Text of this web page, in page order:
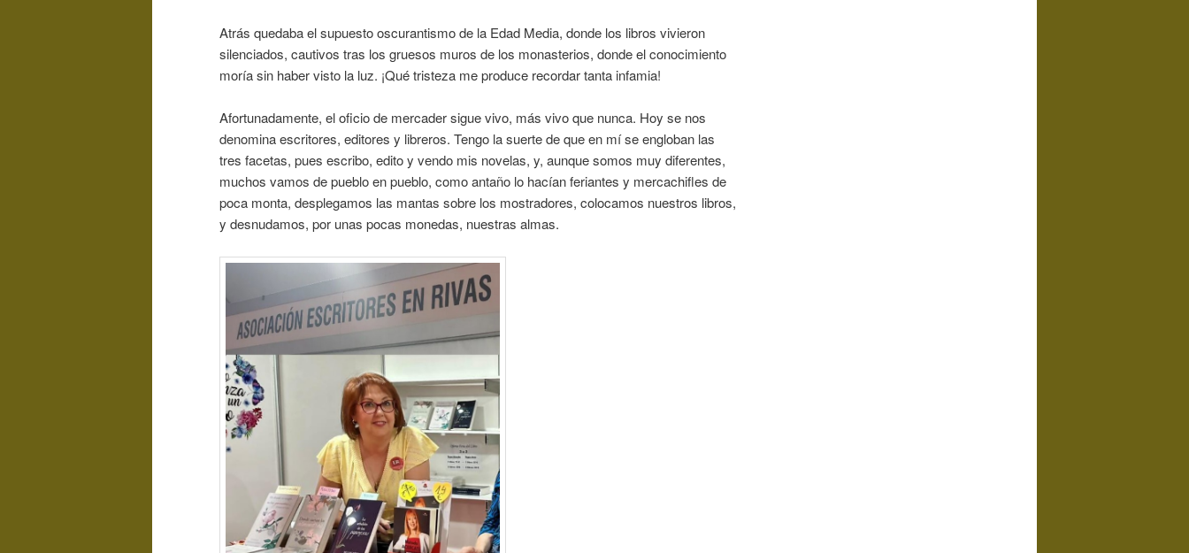
Atrás quedaba el supuesto oscurantismo de la Edad Media, donde los libros vivieron
silenciados, cautivos tras los gruesos muros de los monasterios, donde el conocimiento
moría sin haber visto la luz. ¡Qué tristeza me produce recordar tanta infamia!
Afortunadamente, el oficio de mercader sigue vivo, más vivo que nunca. Hoy se nos
denomina escritores, editores y libreros. Tengo la suerte de que en mí se engloban las
tres facetas, pues escribo, edito y vendo mis novelas, y, aunque somos muy diferentes,
muchos vamos de pueblo en pueblo, como antaño lo hacían feriantes y mercachifles de
poca monta, desplegamos las mantas sobre los mostradores, colocamos nuestros libros,
y desnudamos, por unas pocas monedas, nuestras almas.